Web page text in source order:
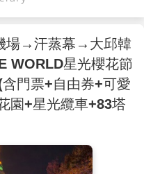
場→汗蒸幕→大邱韓
WORLD星光櫻花節
門票+自由券+可愛
園+星光纜車+83塔